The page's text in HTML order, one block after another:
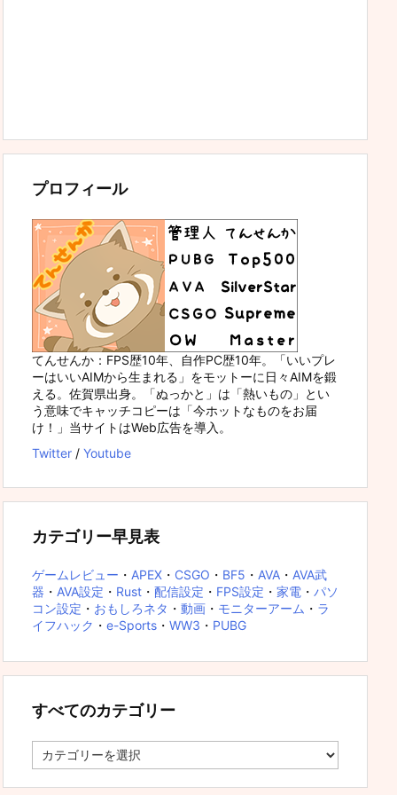
プロフィール
てんせんか：FPS歴10年、自作PC歴10年。「いいプレ
ーはいいAIMから生まれる」をモットーに日々AIMを鍛
える。佐賀県出身。「ぬっかと」は「熱いもの」とい
う意味でキャッチコピーは「今ホットなものをお届
け！」当サイトはWeb広告を導入。
Twitter / Youtube
カテゴリー早見表
ゲームレビュー ・ APEX ・ CSGO ・ BF5 ・ AVA ・ AVA武
器 ・ AVA設定 ・ Rust ・ 配信設定 ・ FPS設定 ・ 家電 ・ パソ
コン設定 ・ おもしろネタ ・ 動画 ・ モニターアーム ・ ラ
イフハック ・ e-Sports ・ WW3 ・ PUBG
すべてのカテゴリー
べ